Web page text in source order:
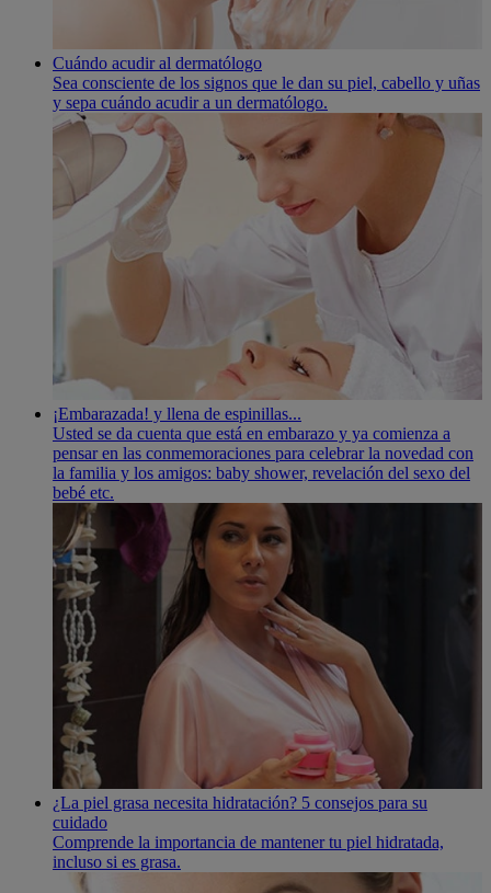
Cuándo acudir al dermatólogo
Sea consciente de los signos que le dan su piel, cabello y uñas
y sepa cuándo acudir a un dermatólogo.
¡Embarazada! y llena de espinillas...
Usted se da cuenta que está en embarazo y ya comienza a
pensar en las conmemoraciones para celebrar la novedad con
la familia y los amigos: baby shower, revelación del sexo del
bebé etc.
¿La piel grasa necesita hidratación? 5 consejos para su
cuidado
Comprende la importancia de mantener tu piel hidratada,
incluso si es grasa.